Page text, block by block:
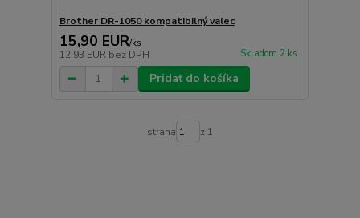
Brother DR-1050 kompatibilný valec
15,90 EUR/ks
12,93 EUR bez DPH Skladom 2 ks
Pridať do košíka
strana z 1